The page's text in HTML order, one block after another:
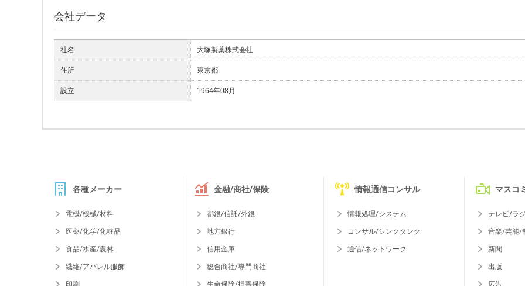
会社データ
社名 大塚製薬株式会社
住所 東京都
設立 1964年08月
各種メーカー
電機/機械/材料
医薬/化学/化粧品
食品/水産/農林
繊維/アパレル服飾
印刷
金融/商社/保険
都銀/信託/外銀
地方銀行
信用金庫
総合商社/専門商社
生命保険/損害保険
情報通信コンサル
情報処理/システム
コンサル/シンクタンク
通信/ネットワーク
マスコミ
テレビ/ラ
音楽/芸能/
新聞
出版
広告